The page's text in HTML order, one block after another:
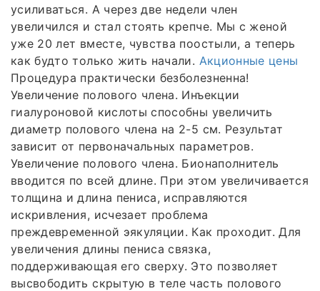
усиливаться. А через две недели член
увеличился и стал стоять крепче. Мы с женой
уже 20 лет вместе, чувства поостыли, а теперь
как будто только жить начали. Акционные цены
Процедура практически безболезненна!
Увеличение полового члена. Инъекции
гиалуроновой кислоты способны увеличить
диаметр полового члена на 2-5 см. Результат
зависит от первоначальных параметров.
Увеличение полового члена. Бионаполнитель
вводится по всей длине. При этом увеличивается
толщина и длина пениса, исправляются
искривления, исчезает проблема
преждевременной эякуляции. Как проходит. Для
увеличения длины пениса связка,
поддерживающая его сверху. Это позволяет
высвободить скрытую в теле часть полового